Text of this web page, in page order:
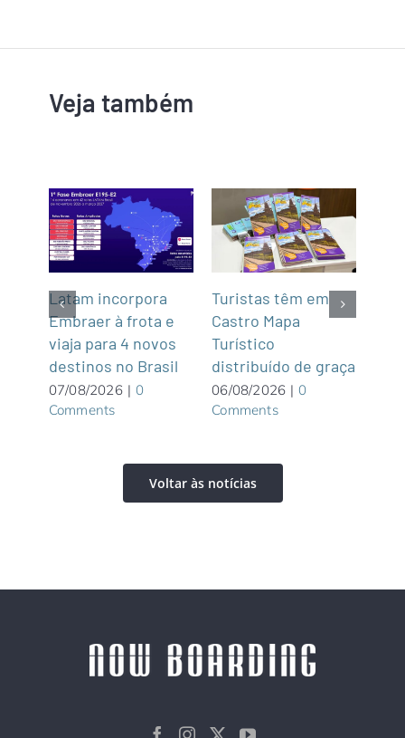
Veja também
Latam incorpora
Embraer à frota e
viaja para 4 novos
destinos no Brasil
07/08/2026 | 0
Comments
Turistas têm em
Castro Mapa
Turístico
distribuído de graça
06/08/2026 | 0
Comments
Voltar às notícias